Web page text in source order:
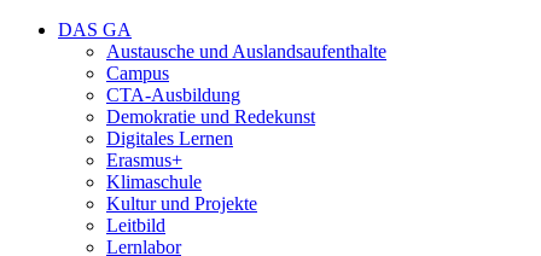
DAS GA
Austausche und Auslandsaufenthalte
Campus
CTA-Ausbildung
Demokratie und Redekunst
Digitales Lernen
Erasmus+
Klimaschule
Kultur und Projekte
Leitbild
Lernlabor